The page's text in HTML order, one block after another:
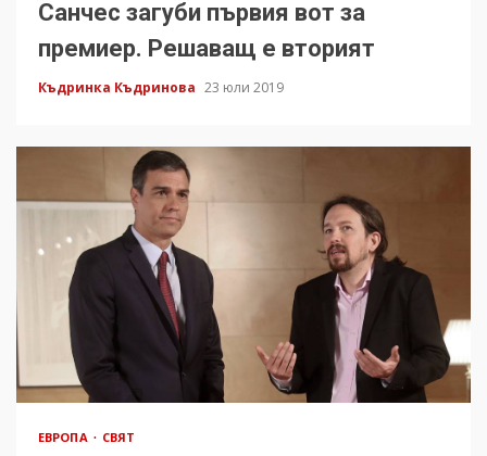
Санчес загуби първия вот за
премиер. Решаващ е вторият
Къдринка Къдринова 23 юли 2019
ЕВРОПА СВЯТ